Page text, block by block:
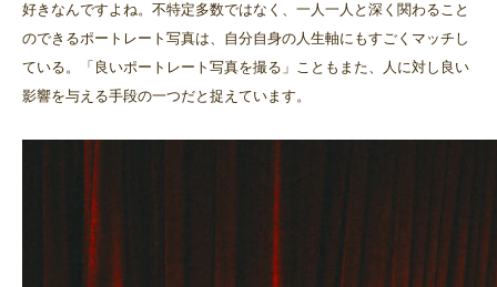
好きなんですよね。不特定多数ではなく、一人一人と深く関わること
のできるポートレート写真は、自分自身の人生軸にもすごくマッチし
ている。「良いポートレート写真を撮る」こともまた、人に対し良い
影響を与える手段の一つだと捉えています。